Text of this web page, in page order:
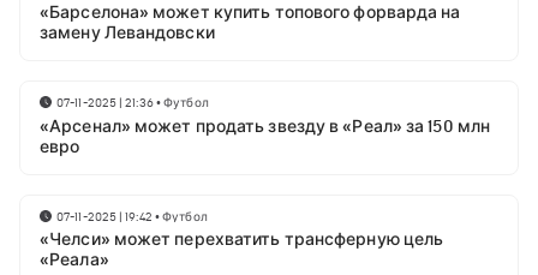
«Барселона» может купить топового форварда на
замену Левандовски
07-11-2025 | 21:36•Футбол
«Арсенал» может продать звезду в «Реал» за 150 млн
евро
07-11-2025 | 19:42 •Футбол
«Челси» может перехватить трансферную цель
«Реала»